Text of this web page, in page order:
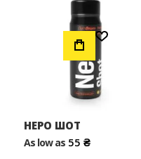
Додати до Списку Бажань
НЕРО ШОТ
As low as 55 ₴